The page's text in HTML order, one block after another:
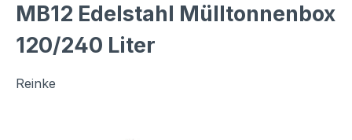
MB12 Edelstahl Mülltonnenbox
120/240 Liter
Reinke